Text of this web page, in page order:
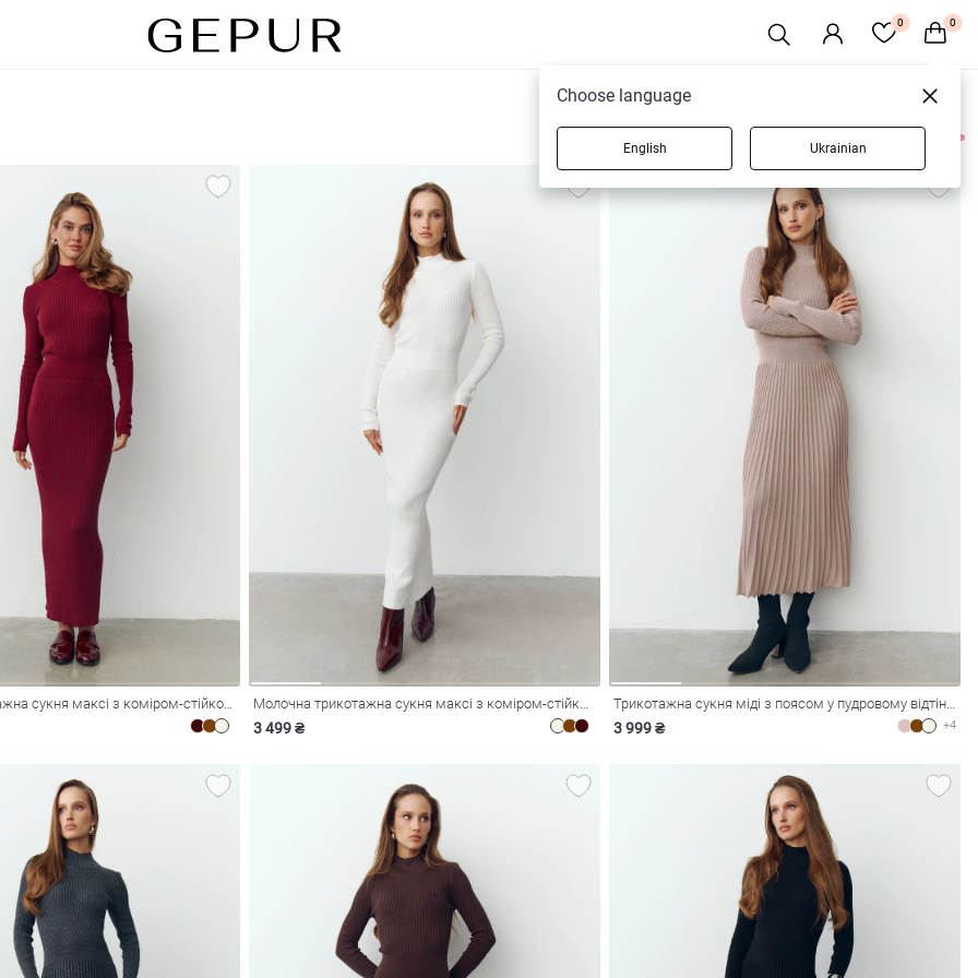
0 0
11 товарів
Бордова трикотажна сукня максі з коміром-стійкою Молочна трикотажна сукня максі з коміром-стійкою
3 499 ₴
Трикотажна сукня міді з поясом у пудровому відтінку
3 999 ₴ +4
Choose language
English Ukrainian